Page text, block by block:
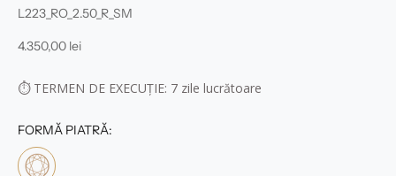
L223_RO_2.50_R_SM
Preț redus
4.350,00 lei
⏱ TERMEN DE EXECUȚIE: 7 zile lucrătoare
FORMĂ PIATRĂ: